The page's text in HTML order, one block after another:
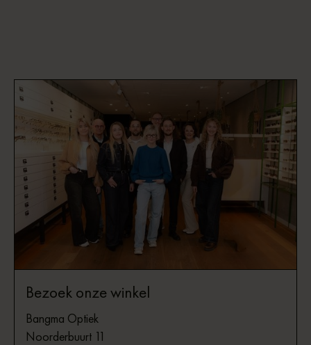
Bezoek onze winkel
Bangma Optiek
Noorderbuurt 11